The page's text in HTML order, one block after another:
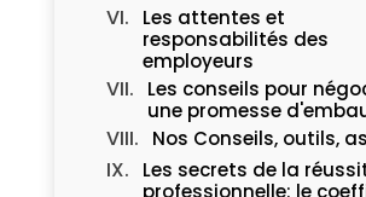
Les attentes et
responsabilités des
employeurs
Les conseils pour
une promesse
Nos Conseils, outils,
Les secrets de la
professionnelle: le